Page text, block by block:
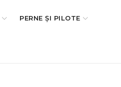
PERNE ȘI PILOTE